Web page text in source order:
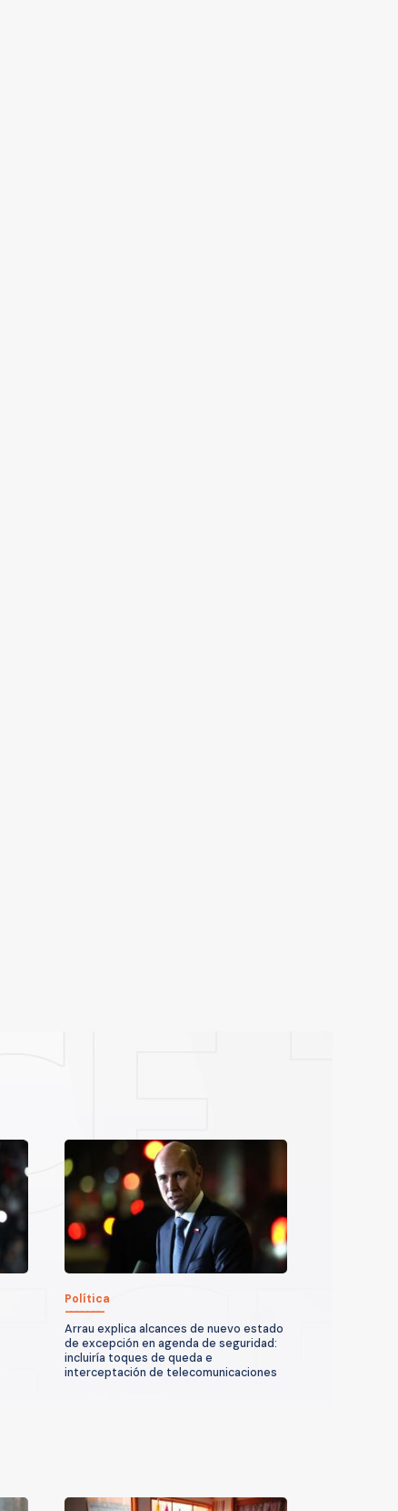
Política
Arrau explica alcances de nuevo estado
de excepción en agenda de seguridad:
incluiría toques de queda e
interceptación de telecomunicaciones